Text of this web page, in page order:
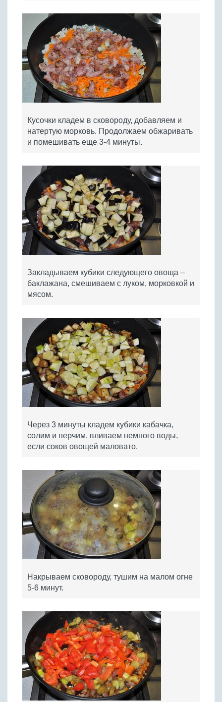
Кусочки кладем в сковороду, добавляем и
натертую морковь. Продолжаем обжаривать
и помешивать еще 3-4 минуты.
Закладываем кубики следующего овоща –
баклажана, смешиваем с луком, морковкой и
мясом.
Через 3 минуты кладем кубики кабачка,
солим и перчим, вливаем немного воды,
если соков овощей маловато.
Накрываем сковороду, тушим на малом огне
5-6 минут.